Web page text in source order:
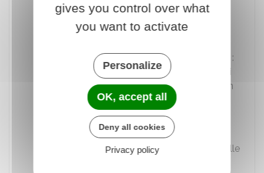
Il peut conseiller l'entreprise lors de la
mise en place de son système
Il peut faire desaudits de l'entreprise
:
cela concerne surtout les entreprises qui
ne sont pas obligées d'avoir recours à un
commissaire aux comptes.
Il peut agir en tant quetiers de
confiance
: il peut établir des pièces
justificatives pour l'entreprise pour laquelle
gives you control over what
you want to activate
Personalize
OK, accept all
Deny all cookies
Privacy policy